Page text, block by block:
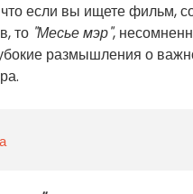
что если вы ищете
то "Месье мэр",
размышления о